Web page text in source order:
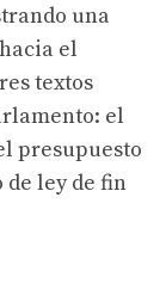
una
el
textos
el
presupuesto
de ley de fin